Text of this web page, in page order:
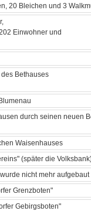
20 Bleichen und 3
Einwohner und
Bethauses
durch seinen neuen
Waisenhauses
(später die
nicht mehr aufgebaut
Grenzboten"
Gebirgsboten"